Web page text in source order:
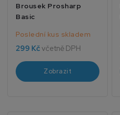
Brousek Prosharp
Basic
Poslední kus skladem
299 Kčvčetně DPH
Zobrazit